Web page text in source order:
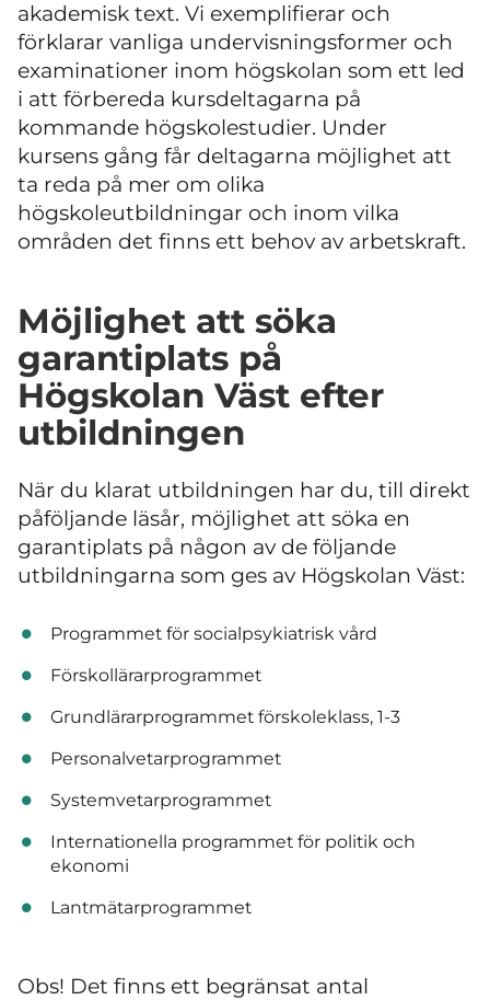
akademisk text. Vi exemplifierar och
förklarar vanliga undervisningsformer och
examinationer inom högskolan som ett led
i att förbereda kursdeltagarna på
kommande högskolestudier. Under
kursens gång får deltagarna möjlighet att
ta reda på mer om olika
högskoleutbildningar och inom vilka
områden det finns ett behov av arbetskraft.
Möjlighet att söka
garantiplats på
Högskolan Väst efter
utbildningen
När du klarat utbildningen har du, till direkt
påföljande läsår, möjlighet att söka en
garantiplats på någon av de följande
utbildningarna som ges av Högskolan Väst:
Programmet för socialpsykiatrisk vård
Förskollärarprogrammet
Grundlärarprogrammet förskoleklass, 1-3
Personalvetarprogrammet
Systemvetarprogrammet
Internationella programmet för politik och
ekonomi
Lantmätarprogrammet
Obs! Det finns ett begränsat antal